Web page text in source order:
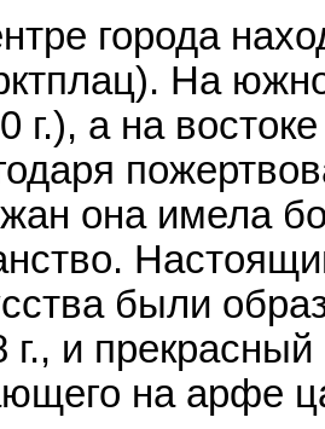
города
На
г.), а на
она имела
были
г., и
на арфе